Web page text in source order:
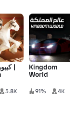
5.8K
Kingdom
World
91% 4K